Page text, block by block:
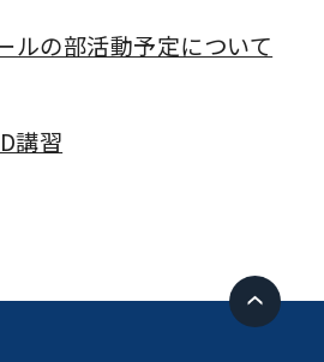
ルの部活動予定について
講習